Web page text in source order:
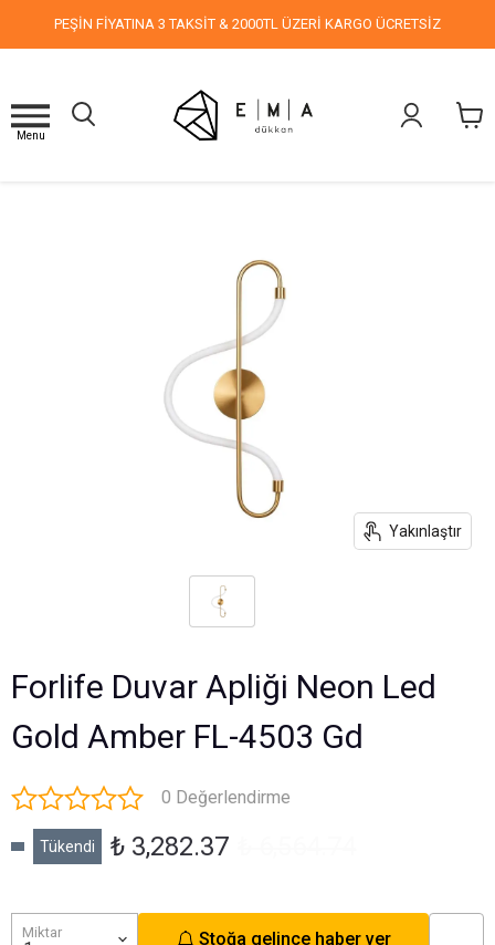
PEŞİN FİYATINA 3 TAKSİT & 2000TL ÜZERİ KARGO ÜCRETSİZ
Menu
Yakınlaştır
Forlife Duvar Apliği Neon Led
Gold Amber FL-4503 Gd
0 Değerlendirme
Tükendi ₺ 3,282.37
Miktar Stoğa gelince haber ver